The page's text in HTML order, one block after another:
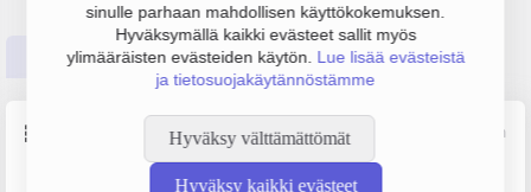
sinulle parhaan mahdollisen käyttökokemuksen.
Hyväksymällä kaikki evästeet sallit myös
ylimääräisten evästeiden käytön. Lue lisää evästeistä
ja tietosuojakäytännöstämme
Hyväksy välttämättömät
Hyväksy kaikki evästeet
Perustiedot Tilinpäätösluvut Päättäjätiedot
Lähde: YTJ, PRH, Traficom
Henkilöstömäärä